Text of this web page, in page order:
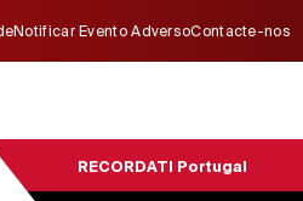
Notificar Evento AdversoContacte-nos
RECORDATI Portugal